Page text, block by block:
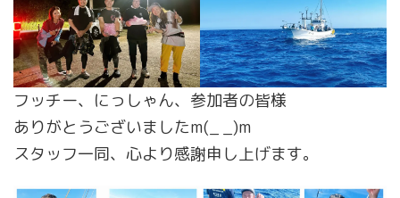
フッチー、にっしゃん、参加者の皆様
ありがとうございましたm(_ _)m
スタッフ一同、心より感謝申し上げます。